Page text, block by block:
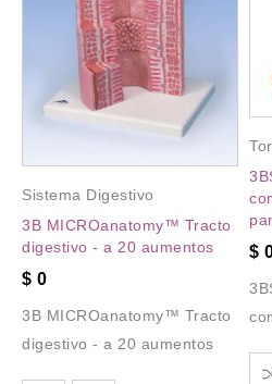
Sistema Digestivo
3B MICROanatomy™ Tracto
digestivo - a 20 aumentos
$ 0
3B MICROanatomy™ Tracto
digestivo - a 20 aumentos
$